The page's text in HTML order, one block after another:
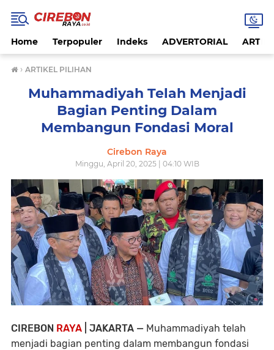
Home Terpopuler Indeks ADVERTORIAL
› ARTIKEL PILIHAN
Muhammadiyah Telah Menjadi
Bagian Penting Dalam
Membangun Fondasi Moral
Cirebon Raya
Minggu, April 20, 2025 | 04:10 WIB
CIREBON RAYA | JAKARTA — Muhammadiyah telah
menjadi bagian penting dalam membangun fondasi